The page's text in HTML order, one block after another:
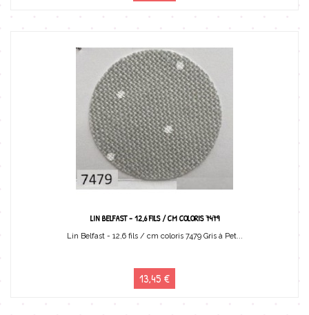
LIN BELFAST - 12,6 FILS / CM COLORIS 7479
Lin Belfast - 12,6 fils / cm coloris 7479 Gris à Pet...
13,45 €